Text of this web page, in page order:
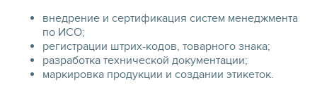
внедрение и сертификация систем менеджмента
по ИСО;
регистрации штрих-кодов, товарного знака;
разработка технической документации;
маркировка продукции и создании этикеток.